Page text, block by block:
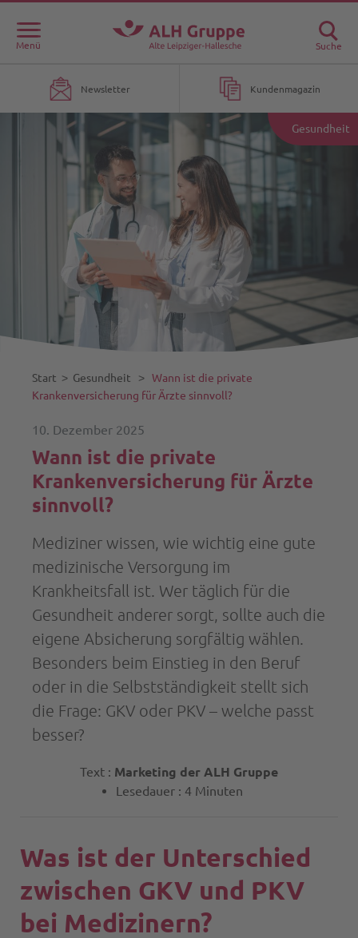
Menü Suche
Newsletter Kundenmagazin
Gesundheit
Start ˃ Gesundheit ˃ Wann ist die private
Krankenversicherung für Ärzte sinnvoll?
10. Dezember 2025
Wann ist die private
Krankenversicherung für Ärzte
sinnvoll?
Mediziner wissen, wie wichtig eine gute
medizinische Versorgung im
Krankheitsfall ist. Wer täglich für die
Gesundheit anderer sorgt, sollte auch die
eigene Absicherung sorgfältig wählen.
Besonders beim Einstieg in den Beruf
oder in die Selbstständigkeit stellt sich
die Frage: GKV oder PKV – welche passt
besser?
Text : Marketing der ALH Gruppe
Lesedauer : 4 Minuten
Was ist der Unterschied
zwischen GKV und PKV
bei Medizinern?